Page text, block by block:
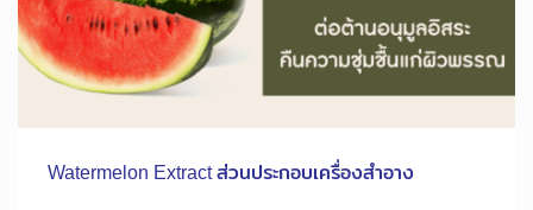
Watermelon Extract ส่วนประกอบเครื่องสำอาง